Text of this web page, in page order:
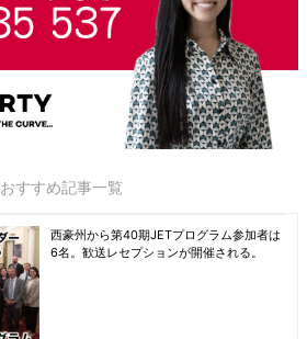
おすすめ記事一覧
西豪州から第40期JETプログラム参加者は
6名。歓送レセプションが開催される。